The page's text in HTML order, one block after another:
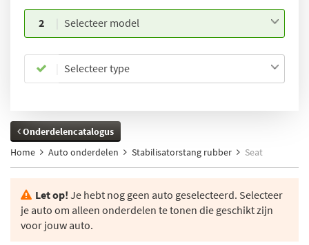
2 Selecteer model
Selecteer type
Onderdelencatalogus
Home
Auto onderdelen Stabilisatorstang rubber Seat
Let op! Je hebt nog geen auto geselecteerd. Selecteer
je auto om alleen onderdelen te tonen die geschikt zijn
voor jouw auto.